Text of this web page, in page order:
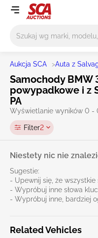
Aukcja SCA >Auta z
Samochody BMW
powypadkowe i z
PA
Wyświetlanie wyników 0 -
Filter2
Niestety nic nie
Sugestie:
- Upewnij się, że wszystkie
- Wypróbuj inne słowa
- Wypróbuj inne, bardziej
Related Vehicles